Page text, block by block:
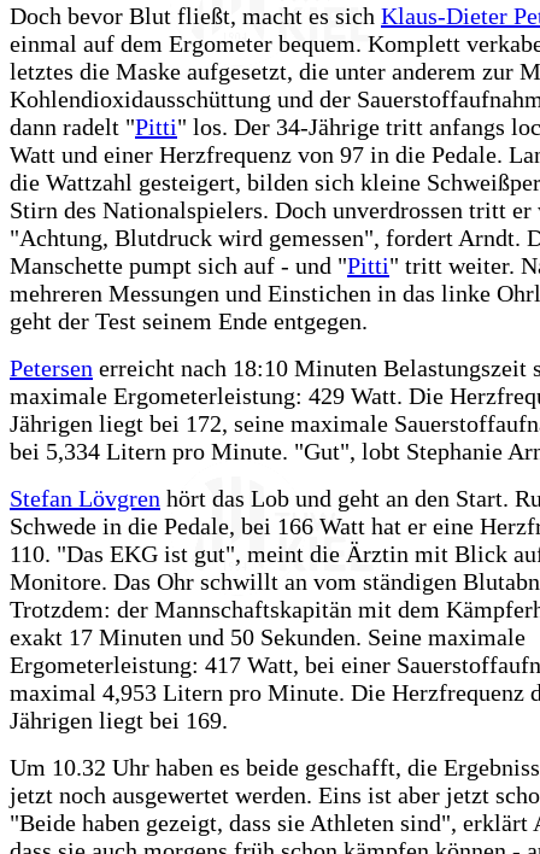
Doch bevor Blut fließt, macht es sich Klaus-Dieter
einmal auf dem Ergometer bequem. Komplett
letztes die Maske aufgesetzt, die unter anderem zur
Kohlendioxidausschüttung und der
dann radelt "Pitti" los. Der 34-Jährige tritt anfangs
Watt und einer Herzfrequenz von 97 in die Pedale.
die Wattzahl gesteigert, bilden sich kleine
Stirn des Nationalspielers. Doch unverdrossen tritt er
"Achtung, Blutdruck wird gemessen", fordert Arndt.
Manschette pumpt sich auf - und "Pitti" tritt weiter.
mehreren Messungen und Einstichen in das linke
geht der Test seinem Ende entgegen.
Petersen erreicht nach 18:10 Minuten Belastungszeit
maximale Ergometerleistung: 429 Watt. Die
Jährigen liegt bei 172, seine maximale
bei 5,334 Litern pro Minute. "Gut", lobt Stephanie
Stefan Lövgren hört das Lob und geht an den Start.
Schwede in die Pedale, bei 166 Watt hat er eine
110. "Das EKG ist gut", meint die Ärztin mit Blick
Monitore. Das Ohr schwillt an vom ständigen
Trotzdem: der Mannschaftskapitän mit dem
exakt 17 Minuten und 50 Sekunden. Seine maximale
Ergometerleistung: 417 Watt, bei einer
maximal 4,953 Litern pro Minute. Die Herzfrequenz
Jährigen liegt bei 169.
Um 10.32 Uhr haben es beide geschafft, die
jetzt noch ausgewertet werden. Eins ist aber jetzt
"Beide haben gezeigt, dass sie Athleten sind", erklärt